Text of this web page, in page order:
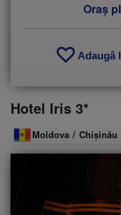
Oraș
Adaugâ
Hotel Iris 3*
Moldova / Chişinău